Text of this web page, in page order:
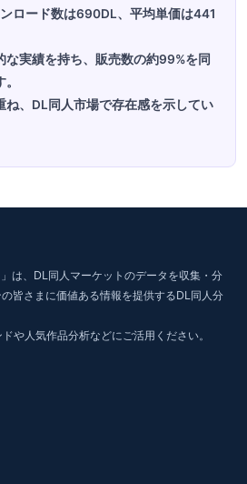
ロード数は690DL、平均単価は441
な実績を持ち、販売数の約99%を同
ね、DL同人市場で存在感を示してい
は、DL同人マーケットのデータを収集・分
皆さまに価値ある情報を提供するDL同人分
や人気作品分析などにご活用ください。